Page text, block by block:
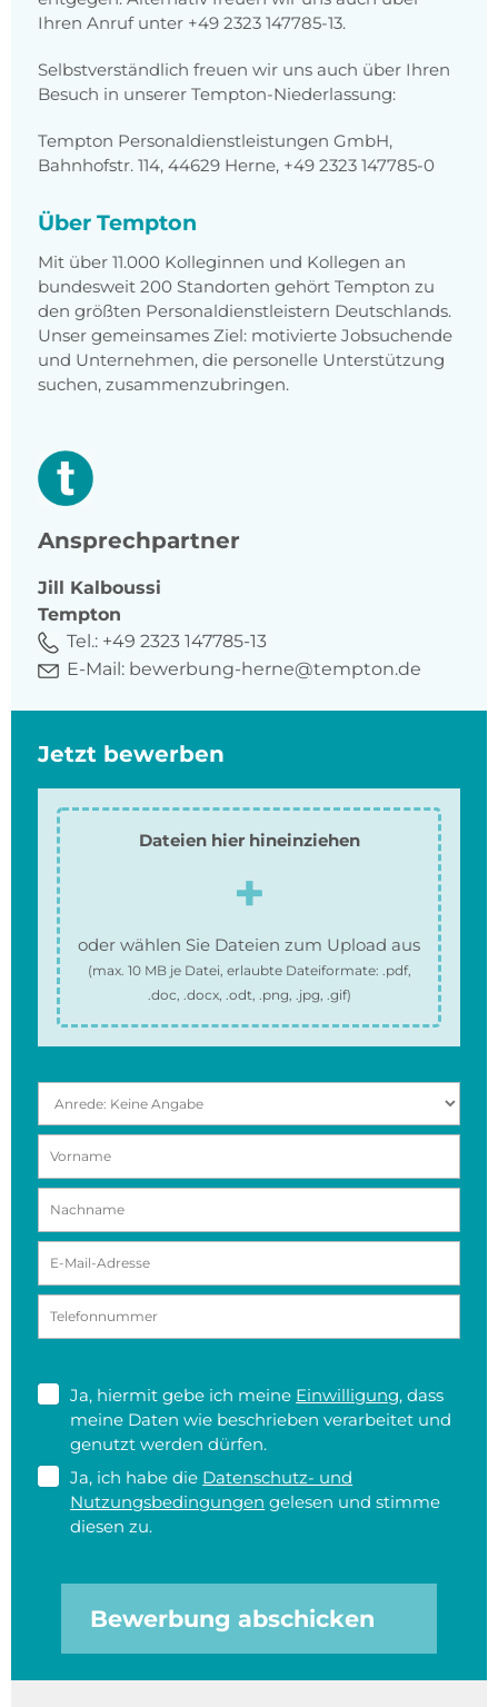
Ihren Anruf unter +49 2323 147785-13.
Selbstverständlich freuen wir uns auch über Ihren
Besuch in unserer Tempton-Niederlassung:
Tempton Personaldienstleistungen GmbH,
Bahnhofstr. 114, 44629 Herne, +49 2323 147785-0
Über Tempton
Mit über 11.000 Kolleginnen und Kollegen an
bundesweit 200 Standorten gehört Tempton zu
den größten Personaldienstleistern Deutschlands.
Unser gemeinsames Ziel: motivierte Jobsuchende
und Unternehmen, die personelle Unterstützung
suchen, zusammenzubringen.
Ansprechpartner
Jill
Kalboussi
Tempton
Tel.: +49 2323 147785-13
E-Mail: bewerbung-herne@tempton.de
Jetzt bewerben
Dateien hier hineinziehen
oder wählen Sie Dateien zum Upload aus
(max. 10 MBje Datei, erlaubte Dateiformate: .pdf,
.doc, .docx, .odt, .png, .jpg, .gif)
Ja, hiermit gebe ich meine Einwilligung, dass
meine Daten wie beschrieben verarbeitet und
genutzt werden dürfen.
Ja, ich habe die Datenschutz- und
Nutzungsbedingungen gelesen und stimme
diesen zu.
Bewerbung abschicken